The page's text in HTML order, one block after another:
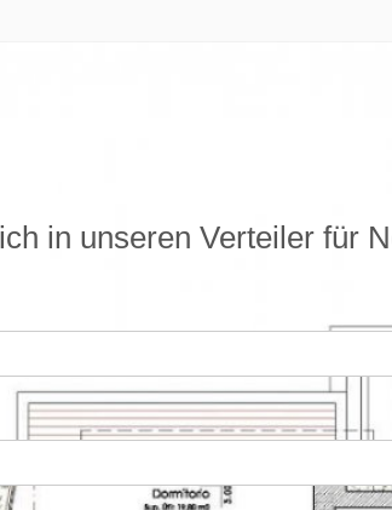
in unseren Verteiler für